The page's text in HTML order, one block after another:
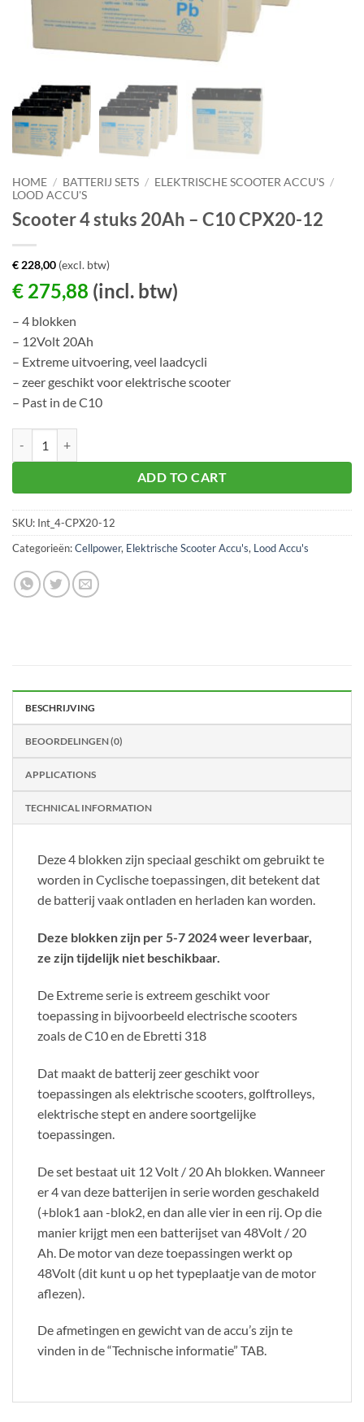
HOME / BATTERIJ SETS / ELEKTRISCHE SCOOTER ACCU'S /
LOOD ACCU'S
Scooter 4 stuks 20Ah – C10 CPX20-12
€ 228,00 (excl. btw)
€ 275,88 (incl. btw)
– 4 blokken
– 12Volt 20Ah
– Extreme uitvoering, veel laadcycli
– zeer geschikt voor elektrische scooter
– Past in de C10
ADD TO CART
SKU: Int_4-CPX20-12
Categorieën:Cellpower, Elektrische Scooter Accu's, Lood Accu's
BESCHRIJVING
BEOORDELINGEN (0)
APPLICATIONS
TECHNICAL INFORMATION
Deze 4 blokken zijn speciaal geschikt om gebruikt te
worden in Cyclische toepassingen, dit betekent dat
de batterij vaak ontladen en herladen kan worden.
Deze blokken zijn per 5-7 2024 weer leverbaar,
ze zijn tijdelijk niet beschikbaar.
De Extreme serie is extreem geschikt voor
toepassing in bijvoorbeeld electrische scooters
zoals de C10 en de Ebretti 318
Dat maakt de batterij zeer geschikt voor
toepassingen als elektrische scooters, golftrolleys,
elektrische stept en andere soortgelijke
toepassingen.
De set bestaat uit 12 Volt / 20 Ah blokken. Wanneer
er 4 van deze batterijen in serie worden geschakeld
(+blok1 aan -blok2, en dan alle vier in een rij. Op die
manier krijgt men een batterijset van 48Volt / 20
Ah. De motor van deze toepassingen werkt op
48Volt (dit kunt u op het typeplaatje van de motor
aflezen).
De afmetingen en gewicht van de accu’s zijn te
vinden in de “Technische informatie” TAB.